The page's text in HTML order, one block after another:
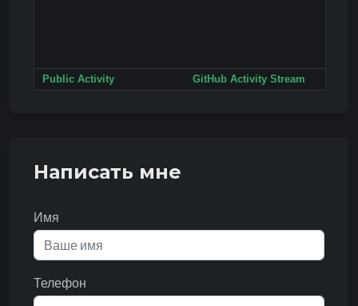
Public Activity GitHub Activity Stream
Написать мне
Имя
Телефон